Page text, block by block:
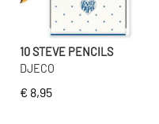
10 STEVE PENCILS
DJECO
€ 8,95